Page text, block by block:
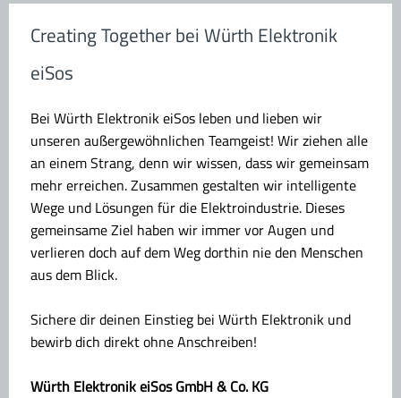
Creating Together bei Würth Elektronik
eiSos
Bei Würth Elektronik eiSos leben und lieben wir
unseren außergewöhnlichen Teamgeist! Wir ziehen alle
an einem Strang, denn wir wissen, dass wir gemeinsam
mehr erreichen. Zusammen gestalten wir intelligente
Wege und Lösungen für die Elektroindustrie. Dieses
gemeinsame Ziel haben wir immer vor Augen und
verlieren doch auf dem Weg dorthin nie den Menschen
aus dem Blick.
Sichere dir deinen Einstieg bei Würth Elektronik und
bewirb dich direkt ohne Anschreiben!
Würth Elektronik eiSos GmbH & Co. KG